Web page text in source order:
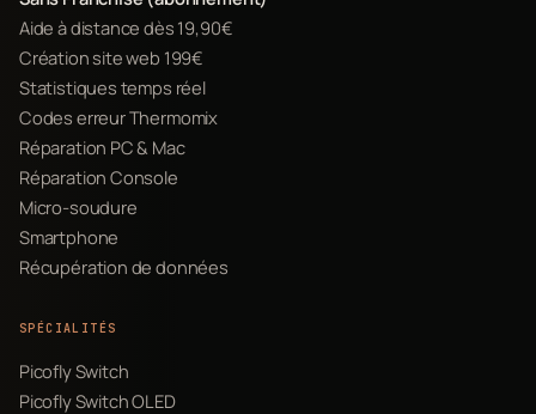
Aide à distance dès 19,90€
Création site web 199€
Statistiques temps réel
Codes erreur Thermomix
Réparation PC & Mac
Réparation Console
Micro-soudure
Smartphone
Récupération de données
SPÉCIALITÉS
Picofly Switch
Picofly Switch OLED